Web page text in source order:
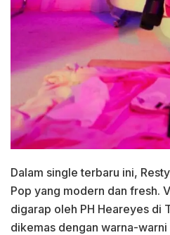
Dalam single terbaru ini,
Pop yang modern dan fresh.
digarap oleh PH Heareyes di
dikemas dengan warna-